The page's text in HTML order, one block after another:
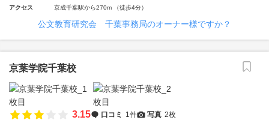
アクセス 京成千葉駅から270m （徒歩4分）
公文教育研究会 千葉事務局のオーナー様ですか？
京葉学院千葉校
3.15 口コミ 1件 写真 2枚